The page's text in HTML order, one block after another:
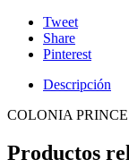
Tweet
Share
Pinterest
Descripción
COLONIA
Productos